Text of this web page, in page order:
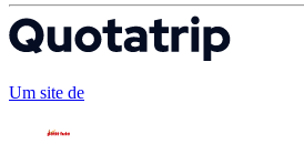
Um site de